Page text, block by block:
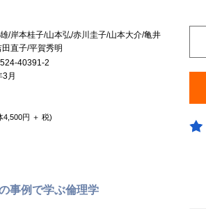
雄/岸本桂子/山本弘/赤川圭子/山本大介/亀井
田直子/平賀秀明
524-40391-2
3月
4,500円 ＋ 税)
事例で学ぶ倫理学